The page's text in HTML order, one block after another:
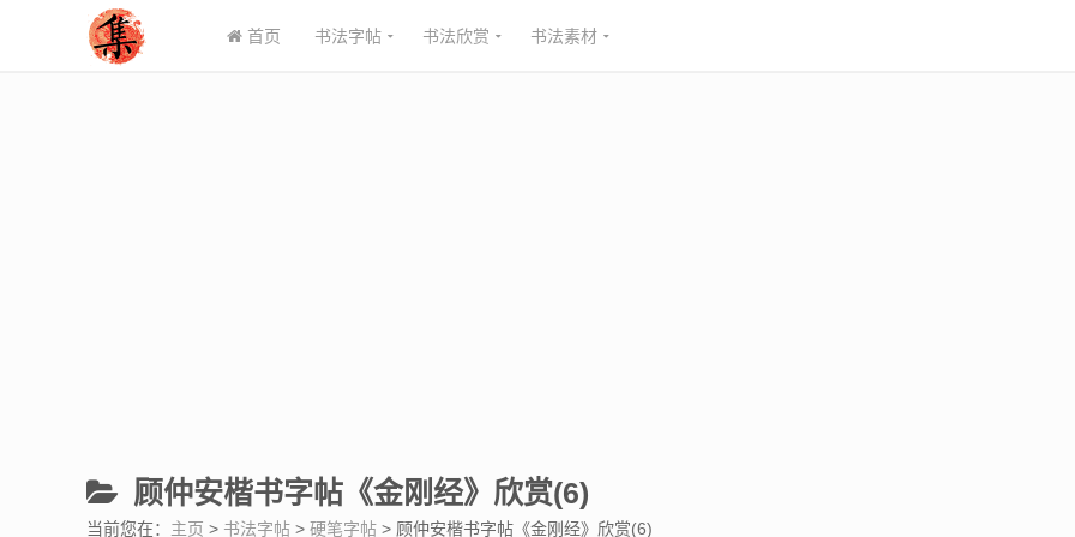
首页 书法字帖 书法欣赏 书法素材
顾仲安楷书字帖《金刚经》欣赏(6)
当前您在： 主页 > 书法字帖 > 硬笔字帖 > 顾仲安楷书字帖《金刚经》欣赏(6)